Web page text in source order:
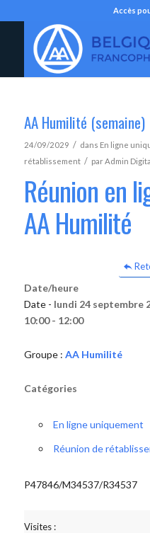
Accès
AA Humilité (semaine)
24/09/2029 / dans En ligne
rétablissement / parAdmin
Réunion en
AA Humilité
Date/heure
Date - lundi 24 septembre
10:00 - 12:00
Groupe : AA Humilité
Catégories
En ligne uniquement
Réunion de
P47846/M34537/R34537
Visites :